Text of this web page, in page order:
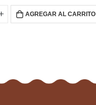
AGREGAR AL CARRITO